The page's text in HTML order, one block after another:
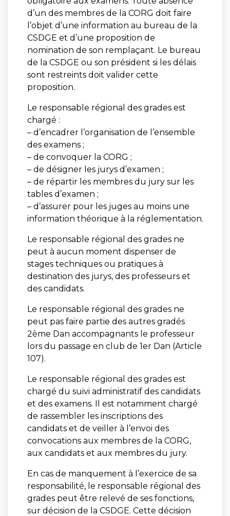
d’un des membres de la CORG doit faire
l’objet d’une information au bureau de la
CSDGE et d’une proposition de
nomination de son remplaçant. Le bureau
de la CSDGE ou son président si les délais
sont restreints doit valider cette
proposition.
Le responsable régional des grades est
chargé :
– d’encadrer l’organisation de l’ensemble
des examens ;
– de convoquer la CORG ;
– de désigner les jurys d’examen ;
– de répartir les membres du jury sur les
tables d’examen ;
– d’assurer pour les juges au moins une
information théorique à la réglementation.
Le responsable régional des grades ne
peut à aucun moment dispenser de
stages techniques ou pratiques à
destination des jurys, des professeurs et
des candidats.
Le responsable régional des grades ne
peut pas faire partie des autres gradés
2ème Dan accompagnants le professeur
lors du passage en club de 1er Dan (Article
107).
Le responsable régional des grades est
chargé du suivi administratif des candidats
et des examens. Il est notamment chargé
de rassembler les inscriptions des
candidats et de veiller à l’envoi des
convocations aux membres de la CORG,
aux candidats et aux membres du jury.
En cas de manquement à l’exercice de sa
responsabilité, le responsable régional des
grades peut être relevé de ses fonctions,
sur décision de la CSDGE. Cette décision